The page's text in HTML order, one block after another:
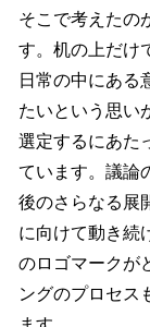
そこで考えたの
す。机の上だけ
日常の中にある
たいという思い
選定するにあた
ています。議論
後のさらなる展
に向けて動き続
のロゴマークが
ングのプロセス